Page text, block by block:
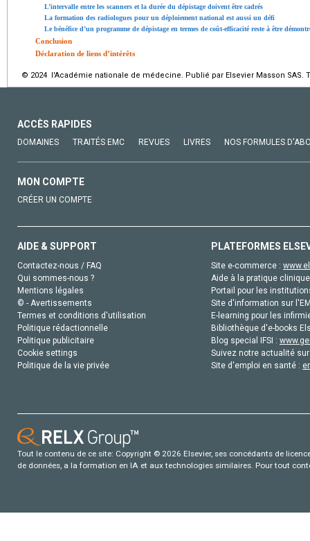
L’intervalle entre les scanners et la durée du dépistage doivent être cadrés
La formation des radiologues pour un déploiement national est aussi un défi
Le bénéfice d’un programme de dépistage en termes de coût-efficacité reste à être
Conclusion
Déclaration de liens d’intérêts
© 2024 l'Académie nationale de médecine. Publié par Elsevier Masson SAS.
ACCÈS RAPIDES
DOMAINES TRAITÉS EMC REVUES LIVRES NOS FORMULES
MON COMPTE
CRÉER UN COMPTE
AIDE & SUPPORT
Contactez-nous / FAQ
Qui sommes-nous ?
Mentions légales
© - Avertissements
Termes et conditions d'utilisation
Politique rédactionnelle
Politique publicitaire
Cookie settings
Politique de la vie privée
PLATEFORMES
Site e-commerce :
Aide à la pratique
Portail pour les
Site d'information sur
E-learning pour les
Bibliothèque d'e-books
Blog special IFSI :
Suivez notre actualité
Site d'emploi en santé :
Tout le contenu de ce site: Copyright © 2026 Elsevier, ses concédants de
de données, a la formation en IA et aux technologies similaires. Pour tout